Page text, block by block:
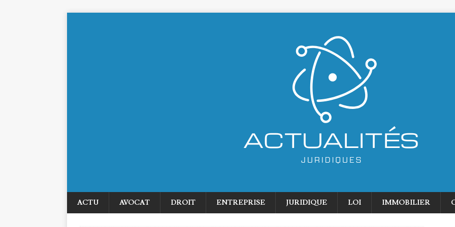
ACTU AVOCAT DROIT ENTREPRISE JURIDIQUE LOI IMMOBILIER